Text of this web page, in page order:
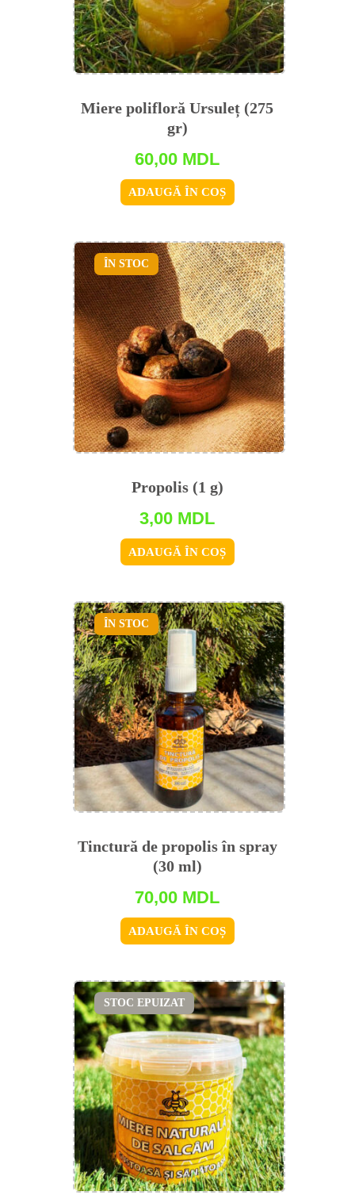
Miere polifloră Ursuleț (275
gr)
60,00 MDL
ADAUGĂ ÎN COȘ
Propolis (1 g)
3,00 MDL
ADAUGĂ ÎN COȘ
ÎN STOC
Tinctură de propolis în spray
(30 ml)
70,00 MDL
ADAUGĂ ÎN COȘ
ÎN STOC
STOC EPUIZAT